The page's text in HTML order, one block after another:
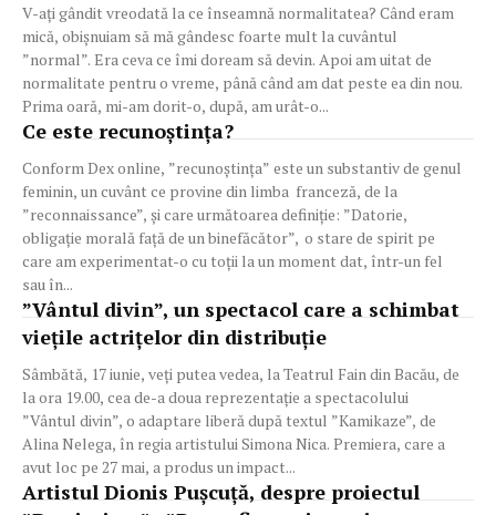
V-ați gândit vreodată la ce înseamnă normalitatea? Când eram
mică, obișnuiam să mă gândesc foarte mult la cuvântul
”normal”. Era ceva ce îmi doream să devin. Apoi am uitat de
normalitate pentru o vreme, până când am dat peste ea din nou.
Prima oară, mi-am dorit-o, după, am urât-o...
Ce este recunoștința?
Conform Dex online, ”recunoștința” este un substantiv de genul
feminin, un cuvânt ce provine din limba franceză, de la
”reconnaissance”, și care următoarea definiție: ”Datorie,
obligație morală față de un binefăcător”, o stare de spirit pe
care am experimentat-o cu toții la un moment dat, într-un fel
sau în...
”Vântul divin”, un spectacol care a schimbat
viețile actrițelor din distribuție
Sâmbătă, 17 iunie, veți putea vedea, la Teatrul Fain din Bacău, de
la ora 19.00, cea de-a doua reprezentație a spectacolului
”Vântul divin”, o adaptare liberă după textul ”Kamikaze”, de
Alina Nelega, în regia artistului Simona Nica. Premiera, care a
avut loc pe 27 mai, a produs un impact...
Artistul Dionis Pușcuță, despre proiectul